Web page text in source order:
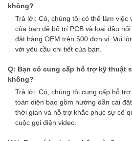
không?
Trả lời: Có, chúng tôi có thể làm việc
của bạn để bố trí PCB và loại đầu
đặt hàng OEM trên 500 đơn vị. Vui
với yêu cầu chi tiết của bạn.
Q: Bạn có cung cấp hỗ trợ kỹ thuật
không?
Trả lời: Có, chúng tôi cung cấp hỗ
toàn diện bao gồm hướng dẫn cài
thời gian và hỗ trợ khắc phục sự cố
cuộc gọi điện video.